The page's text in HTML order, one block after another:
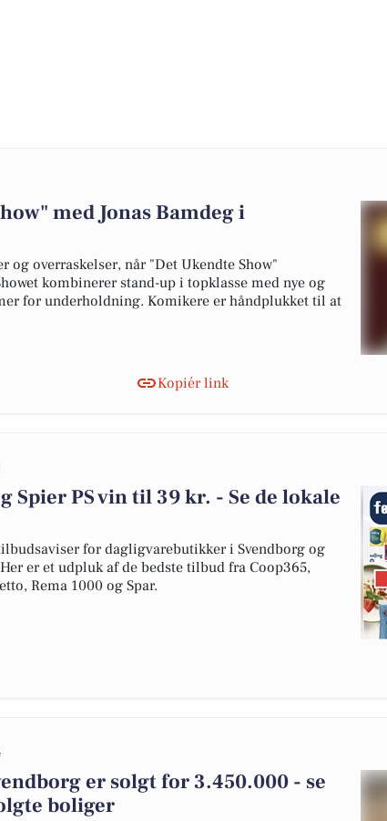
med Jonas Bamdeg i
og overraskelser, når "Det Ukendte Show"
kombinerer stand-up i topklasse med nye og
for underholdning. Komikere er håndplukket til at
Kopiér link
Spier PS vin til 39 kr. - Se de lokale
for dagligvarebutikker i Svendborg og
er et udpluk af de bedste tilbud fra Coop365,
Rema 1000 og Spar.
er solgt for 3.450.000 - se
boliger